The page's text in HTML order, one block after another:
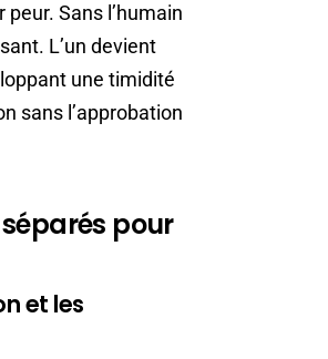
Sans l’humain
L’un devient
une timidité
sans l’approbation
pour
et les